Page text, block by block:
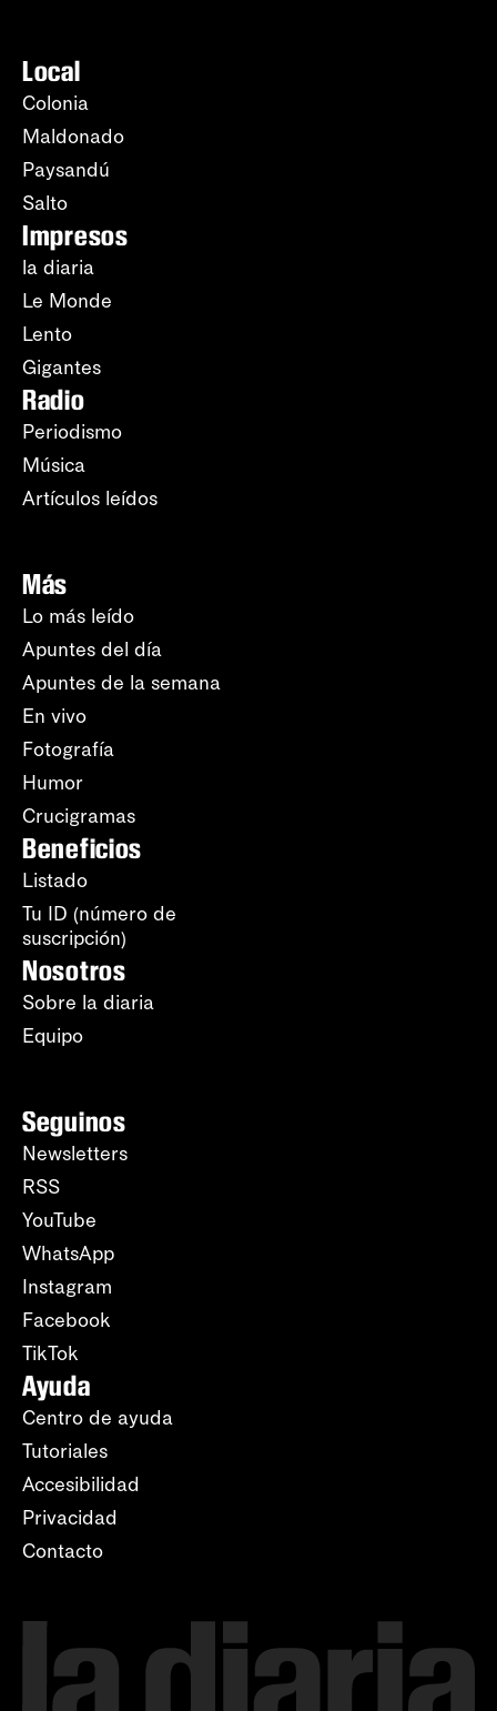
Local
Colonia
Maldonado
Paysandú
Salto
Impresos
la diaria
Le Monde
Lento
Gigantes
Radio
Periodismo
Música
Artículos leídos
Más
Lo más leído
Apuntes del día
Apuntes de la semana
En vivo
Fotografía
Humor
Crucigramas
Beneficios
Listado
Tu ID (número de
suscripción)
Nosotros
Sobre la diaria
Equipo
Seguinos
Newsletters
RSS
YouTube
WhatsApp
Instagram
Facebook
TikTok
Ayuda
Centro de ayuda
Tutoriales
Accesibilidad
Privacidad
Contacto